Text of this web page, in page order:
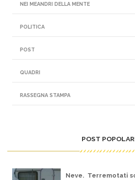
NEI MEANDRI DELLA MENTE
POLITICA
POST
QUADRI
RASSEGNA STAMPA
POST
Neve. Terremotati